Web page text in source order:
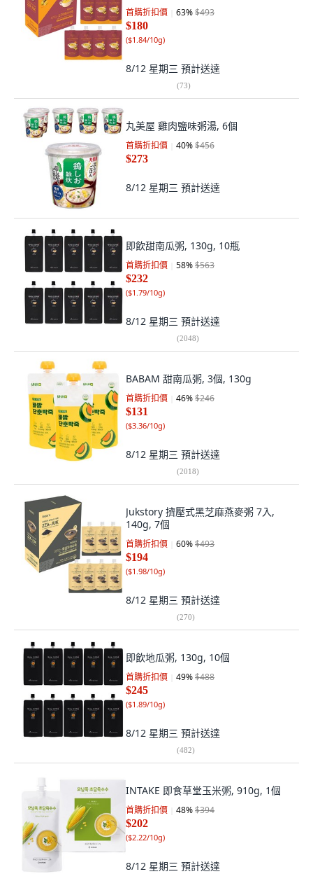
首購折扣價 63%$493
$180
($1.84/10g)
8/12 星期三 預計送達
(73)
丸美屋 雞肉鹽味粥湯, 6個
首購折扣價 40%$456
$273
8/12 星期三 預計送達
即飲甜南瓜粥, 130g, 10瓶
首購折扣價 58%$563
$232
($1.79/10g)
8/12 星期三 預計送達
(2048)
BABAM 甜南瓜粥, 3個, 130g
首購折扣價 46%$246
$131
($3.36/10g)
8/12 星期三 預計送達
(2018)
Jukstory 擠壓式黑芝麻燕麥粥 7入,
140g, 7個
首購折扣價 60%$493
$194
($1.98/10g)
8/12 星期三 預計送達
(270)
即飲地瓜粥, 130g, 10個
首購折扣價 49%$488
$245
($1.89/10g)
8/12 星期三 預計送達
(482)
INTAKE 即食草堂玉米粥, 910g, 1個
首購折扣價 48%$394
$202
($2.22/10g)
8/12 星期三 預計送達